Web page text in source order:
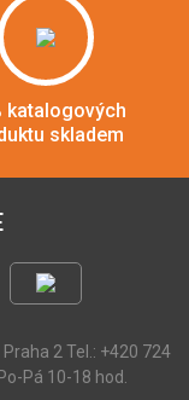
katalogových
skladem
2 Tel.: +420 724
Po-Pá 10-18 hod.